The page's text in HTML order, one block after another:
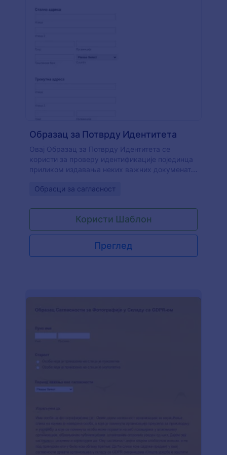
Образац за Потврду Идентитета
Овај Образац за Потврду Идентитета се
користи за проверу идентификације појединца
приликом издавања неких важних докумената.
остале потребне информације за верификацију
за Потврду Идентитета. Само користи овај
образац и почни да верификујеш идентитет
својих клијената.
Go to Category:
Обрасци за сагласност
Користи Шаблон
Преглед